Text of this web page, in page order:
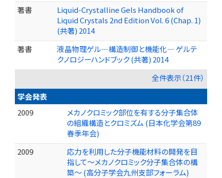
著書
Liquid-Crystalline Gels Handbook of
Liquid Crystals 2nd Edition Vol. 6 (Chap. 1)
(共著) 2014
著書
液晶物理ゲル―構造制御と機能化― ゲルテ
クノロジーハンドブック (共著) 2014
全件表示（21件）
学会発表
2009
メカノクロミック部位を有する分子集合体
の組織構造とクロミズム (日本化学会第89
春季年会)
2009
応力を利用した分子機能材料の開発を目
指して～メカノクロミック分子集合体の構
築～ (高分子学会九州支部フォーラム)